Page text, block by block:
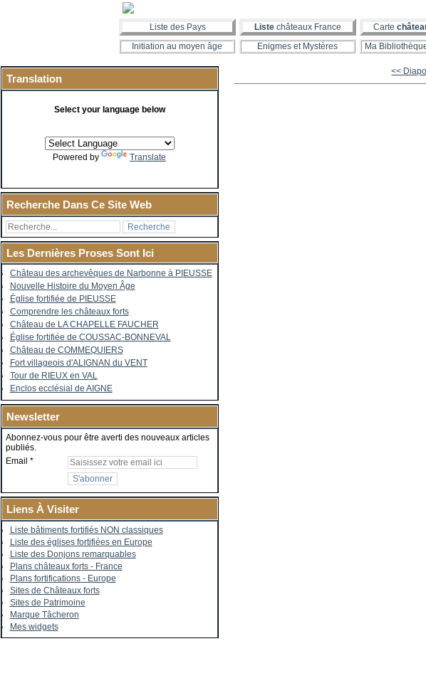
Liste des Pays Liste châteaux France Carte
Initiation au moyen âge
Enigmes et Mystères Ma
Translation
Select your language below
Powered by Translate
Recherche Dans Ce Site Web
Les Dernières Proses Sont Ici
Château des archevêques de Narbonne à PIEUSSE
Nouvelle Histoire du Moyen Âge
Église fortifiée de PIEUSSE
Comprendre les châteaux forts
Château de LA CHAPELLE FAUCHER
Église fortifiée de COUSSAC-BONNEVAL
Château de COMMEQUIERS
Fort villageois d'ALIGNAN du VENT
Tour de RIEUX en VAL
Enclos ecclésial de AIGNE
Newsletter
Abonnez-vous pour être averti des nouveaux articles
publiés.
Email
Liens À Visiter
Liste bâtiments fortifiés NON classiques
Liste des églises fortifiées en Europe
Liste des Donjons remarquables
Plans châteaux forts - France
Plans fortifications - Europe
Sites de Châteaux forts
Sites de Patrimoine
Marque Tâcheron
Mes widgets
<<